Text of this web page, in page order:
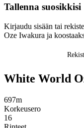
Tallenna suosikkisi
Kirjaudu sisään tai
Oze Iwakura ja
White World
697m
Korkeusero
16